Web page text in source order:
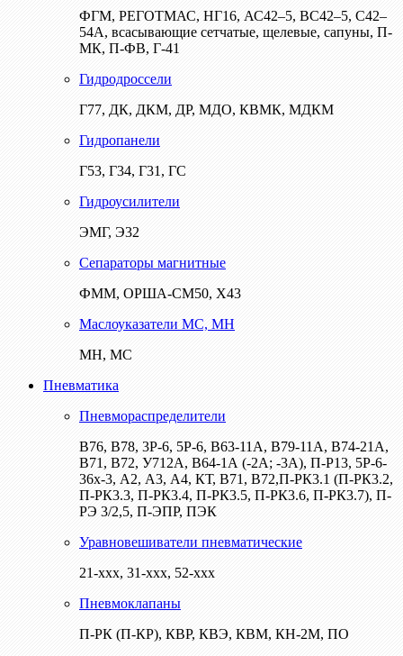
ФГМ, РЕГОТМАС, НГ16, АС42–5, ВС42–5, С42–
54А, всасывающие сетчатые, щелевые, сапуны, П-
МК, П-ФВ, Г-41
Гидродроссели
Г77, ДК, ДКМ, ДР, МДО, КВМК, МДКМ
Гидропанели
Г53, Г34, Г31, ГС
Гидроусилители
ЭМГ, Э32
Сепараторы магнитные
ФММ, ОРША-СМ50, Х43
Маслоуказатели МС, МН
МН, МС
Пневматика
Пневмораспределители
В76, В78, 3Р-6, 5Р-6, В63-11А, В79-11А, В74-21А,
В71, В72, У712А, В64-1А (-2А; -3А), П-Р13, 5Р-6-
36х-3, А2, А3, А4, КТ, В71, В72,П-РК3.1 (П-РК3.2,
П-РК3.3, П-РК3.4, П-РК3.5, П-РК3.6, П-РК3.7), П-
РЭ 3/2,5, П-ЭПР, ПЭК
Уравновешиватели пневматические
21-ххх, 31-ххх, 52-ххх
Пневмоклапаны
П-РК (П-КР), КВР, КВЭ, КВМ, КН-2М, ПО